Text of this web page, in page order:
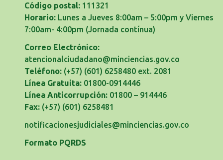
Código postal:111321
Horario:Lunes a Jueves 8:00am – 5:00pm y Viernes
7:00am- 4:00pm (Jornada contínua)
Correo Electrónico:
atencionalciudadano@minciencias.gov.co
Teléfono:(+57) (601) 6258480 ext. 2081
Línea Gratuita:01800-0914446
Línea Anticorrupción:01800 – 914446
Fax:(+57) (601) 6258481
notificacionesjudiciales@minciencias.gov.co
Formato PQRDS